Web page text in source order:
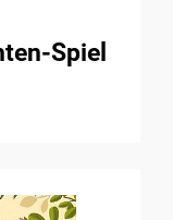
Spiel